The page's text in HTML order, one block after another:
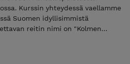
Kurssin yhteydessä vaellamme
Suomen idyllisimmistä
reitin nimi on "Kolmen